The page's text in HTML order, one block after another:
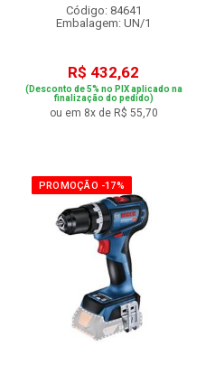
Código: 84641
Embalagem: UN/1
R$ 432,62
(Desconto de 5% no PIX aplicado na
finalização do pedido)
ou em 8x de R$ 55,70
PROMOÇÃO -17%